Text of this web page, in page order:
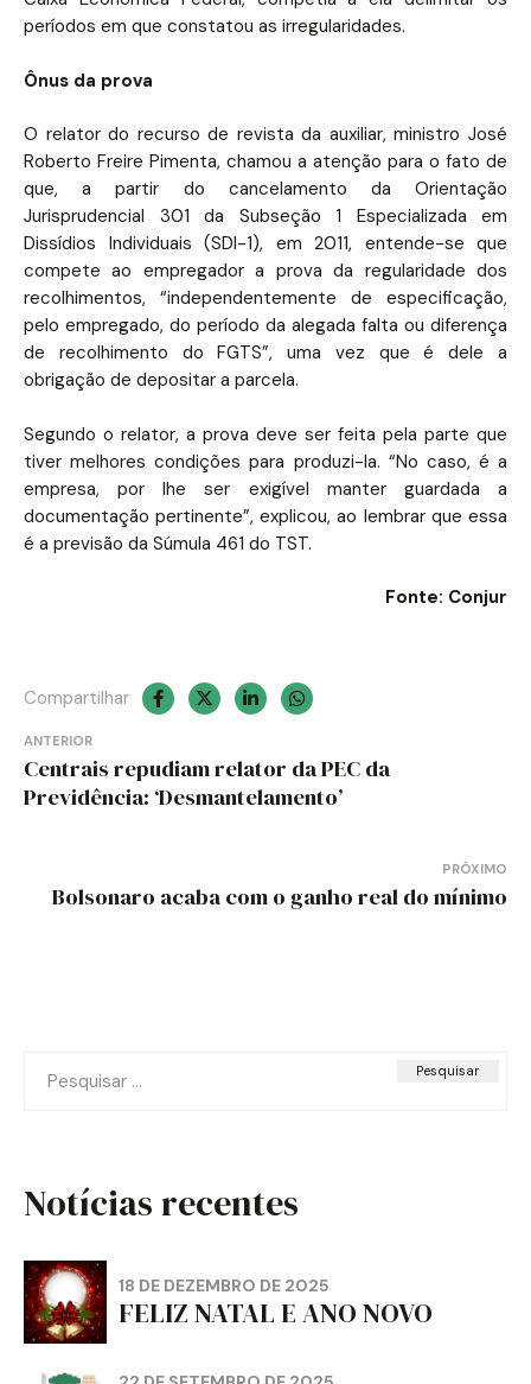
períodos em que constatou as irregularidades.
Ônus da prova
O relator do recurso de revista da auxiliar, ministro José
Roberto Freire Pimenta, chamou a atenção para o fato de
que, a partir do cancelamento da Orientação
Jurisprudencial 301 da Subseção 1 Especializada em
Dissídios Individuais (SDI-1), em 2011, entende-se que
compete ao empregador a prova da regularidade dos
recolhimentos, “independentemente de especificação,
pelo empregado, do período da alegada falta ou diferença
de recolhimento do FGTS”, uma vez que é dele a
obrigação de depositar a parcela.
Segundo o relator, a prova deve ser feita pela parte que
tiver melhores condições para produzi-la. “No caso, é a
empresa, por lhe ser exigível manter guardada a
documentação pertinente”, explicou, ao lembrar que essa
é a previsão da Súmula 461 do TST.
Fonte: Conjur
Compartilhar
Navegação
de
ANTERIOR
Centrais repudiam relator da PEC da
Previdência: ‘Desmantelamento’
PRÓXIMO
Bolsonaro acaba com o ganho real do mínimo
por:
Notícias recentes
18 DE DEZEMBRO DE 2025
FELIZ NATAL E ANO NOVO